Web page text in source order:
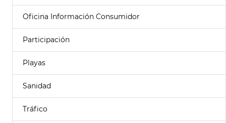
Oficina Información Consumidor
Participación
Playas
Sanidad
Tráfico